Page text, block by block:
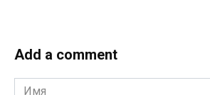
Add a comment
Имя